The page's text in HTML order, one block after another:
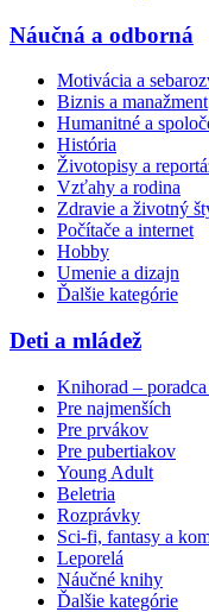
Náučná a odborná
Motivácia a
Biznis a manažment
Humanitné a
História
Životopisy a
Vzťahy a rodina
Zdravie a životný
Počítače a internet
Hobby
Umenie a dizajn
Ďalšie kategórie
Deti a mládež
Knihorad –
Pre najmenších
Pre prvákov
Pre pubertiakov
Young Adult
Beletria
Rozprávky
Sci-fi, fantasy a
Leporelá
Náučné knihy
Ďalšie kategórie